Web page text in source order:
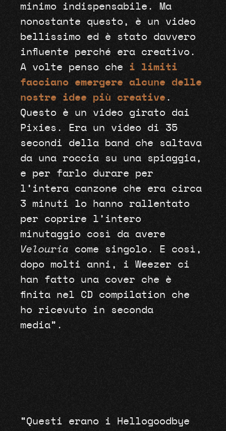
minimo indispensabile. Ma
nonostante questo, è un video
bellissimo ed è stato davvero
influente perché era creativo.
A volte penso che i limiti
facciano emergere alcune delle
nostre idee più creative .
Questo è un video girato dai
Pixies. Era un video di 35
secondi della band che saltava
da una roccia su una spiaggia,
e per farlo durare per
l’intera canzone che era circa
3 minuti lo hanno rallentato
per coprire l’intero
minutaggio così da avere
Velouria come singolo. E così,
dopo molti anni, i Weezer ci
han fatto una cover che è
finita nel CD compilation che
ho ricevuto in seconda
media”.
“Questi erano i Hellogoodbye